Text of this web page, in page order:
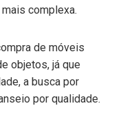
complexa.
de móveis
objetos, já que
a busca por
por qualidade.